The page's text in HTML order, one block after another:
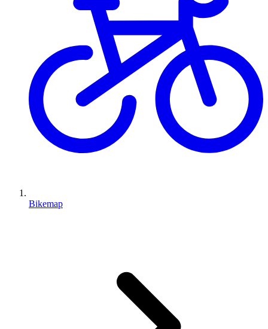
Bikemap